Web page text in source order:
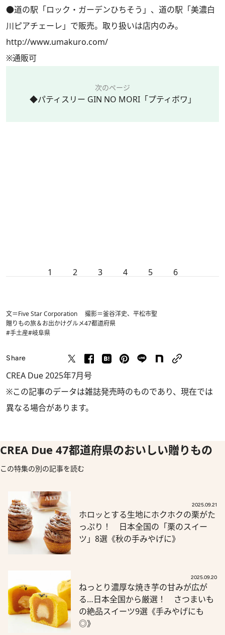
●道の駅「ロック・ガーデンひちそう」、道の駅「美濃白
川ピアチェーレ」で販売。取り扱いは店内のみ。
http://www.umakuro.com/
※通販可
次のページ
◆パティスリー GIN NO MORI「プティボワ」
1 2 3 4 5 6
文＝Five Star Corporation 撮影＝釜谷洋史、平松市聖
贈りもの旅＆お出かけグルメ47都道府県
#手土産#岐阜県
Share
CREA Due 2025年7月号
※この記事のデータは雑誌発売時のものであり、現在では
異なる場合があります。
CREA Due 47都道府県のおいしい贈りもの
この特集の別の記事を読む
2025.09.21
ホロッとする生地にホクホクの栗がた
っぷり！ 日本全国の「栗のスイー
ツ」8選《秋の手みやげに》
2025.09.20
ねっとり濃厚な焼き芋の甘みが広が
る…日本全国から厳選！ さつまいも
の絶品スイーツ9選《手みやげにも
◎》